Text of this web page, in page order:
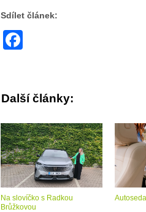
Sdílet článek:
Další články:
Na slovíčko s Radkou
Brůžkovou